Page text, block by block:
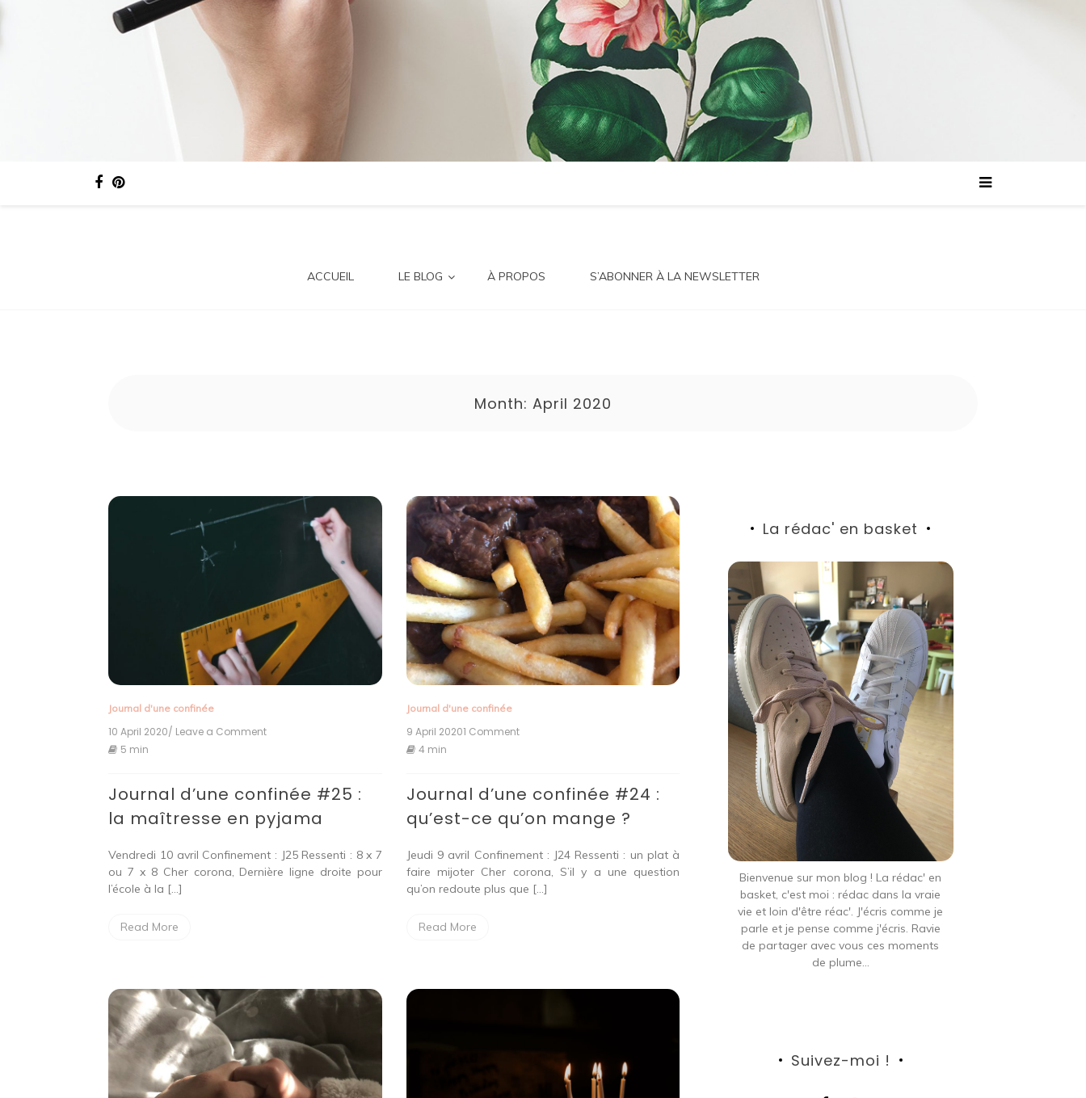
ACCUEIL LE BLOG À PROPOS S’ABONNER À LA NEWSLETTER
Month: April 2020
Journal d'une confinée
10 April 2020/ Leave a Comment
#25
:
la
pyjama
5 min
Journal d’une confinée #25 :
la maîtresse en pyjama
Vendredi 10 avril Confinement : J25 Ressenti : 8 x 7
ou 7 x 8 Cher corona, Dernière ligne droite pour
l’école à la […]
Read More
Journal d'une confinée
9 April 20201 Commenton
#24
:
qu’est-
mange
?
4 min
Journal d’une confinée #24 :
qu’est-ce qu’on mange ?
Jeudi 9 avril Confinement : J24 Ressenti : un plat à
faire mijoter Cher corona, S’il y a une question
qu’on redoute plus que […]
Read More
La rédac' en basket
Bienvenue sur mon blog ! La rédac' en
basket, c'est moi : rédac dans la vraie
vie et loin d'être réac'. J'écris comme je
parle et je pense comme j'écris. Ravie
de partager avec vous ces moments
de plume...
Suivez-moi !